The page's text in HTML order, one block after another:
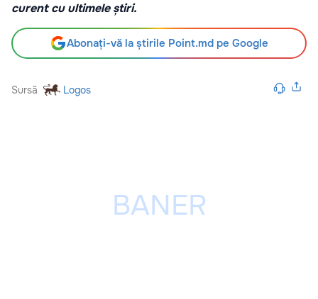
curent cu ultimele știri.
Abonați-vă la știrile Point.md pe Google
Sursă Logos